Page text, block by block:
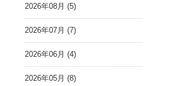
2026年08月 (5)
2026年07月 (7)
2026年06月 (4)
2026年05月 (8)